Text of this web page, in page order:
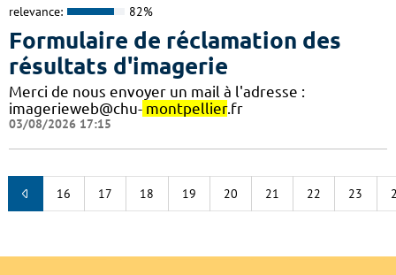
relevance: 82%
Formulaire de réclamation des
résultats d'imagerie
Merci de nous envoyer un mail à l'adresse :
imagerieweb@chu- montpellier.fr
03/08/2026 17:15
16 17 18 19 20 21 22 23